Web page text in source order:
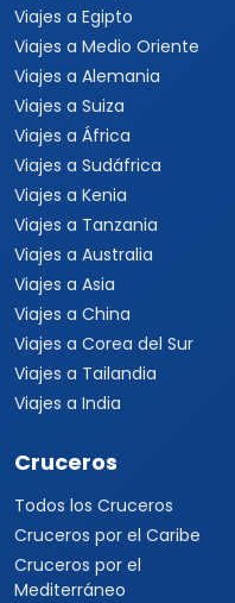
Viajes a Egipto
Viajes a Medio Oriente
Viajes a Alemania
Viajes a Suiza
Viajes a África
Viajes a Sudáfrica
Viajes a Kenia
Viajes a Tanzania
Viajes a Australia
Viajes a Asia
Viajes a China
Viajes a Corea del Sur
Viajes a Tailandia
Viajes a India
Cruceros
Todos los Cruceros
Cruceros por el Caribe
Cruceros por el
Mediterráneo